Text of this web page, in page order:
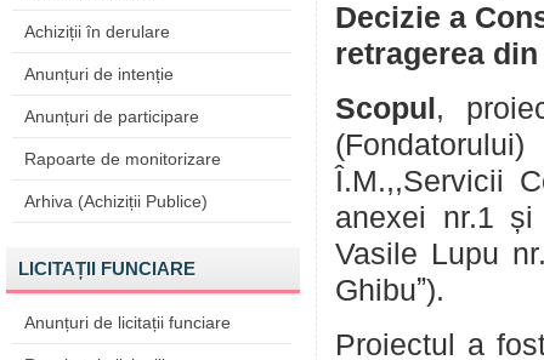
Achiziții în derulare
Anunțuri de intenție
Anunțuri de participare
Rapoarte de monitorizare
Arhiva (Achiziții Publice)
LICITAȚII FUNCIARE
Anunțuri de licitații funciare
Decizie a
retragerea
Scopul ,
Î.M.,,Servicii
anexei nr.1
Vasile Lupu
Ghibuˮ).
Proiectul a